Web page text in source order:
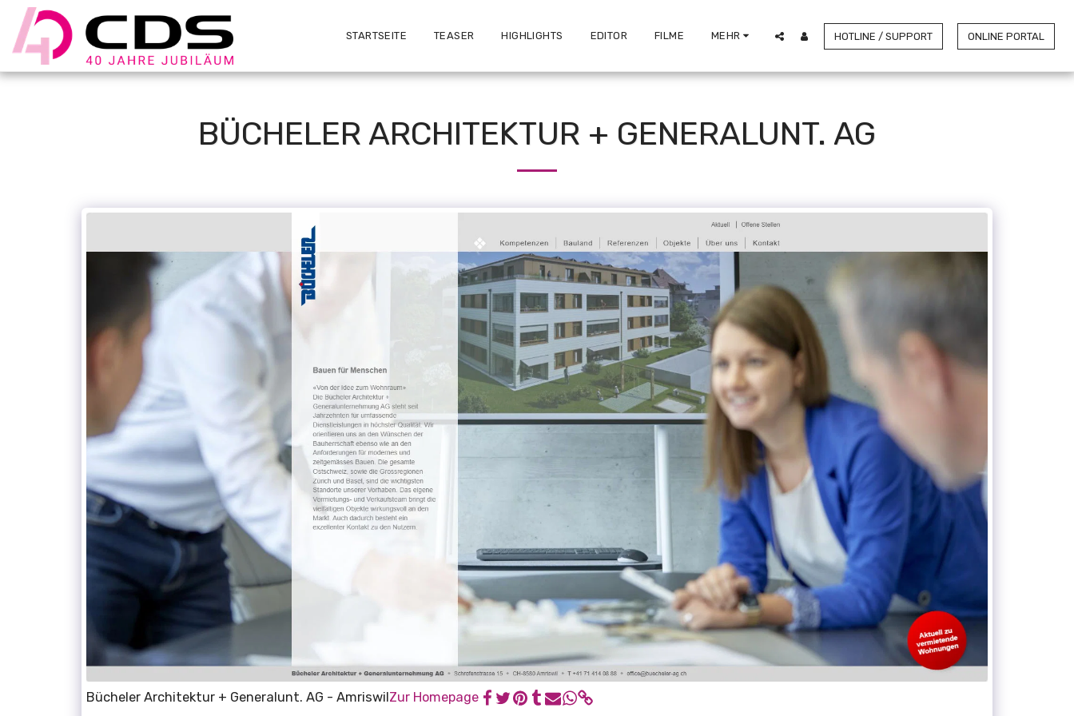
STARTSEITE TEASER HIGHLIGHTS EDITOR FILME MEHR HOTLINE / SUPPORT ONLINE PORTAL
BÜCHELER ARCHITEKTUR + GENERALUNT. AG
Bücheler Architektur + Generalunt. AG - Amriswil Zur Homepage